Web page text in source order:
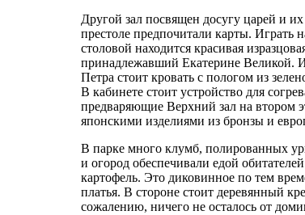
Другой зал посвящен досугу царей и
престоле предпочитали карты.
столовой находится красивая
принадлежавший Екатерине Великой.
Петра стоит кровать с пологом из
В кабинете стоит устройство для
предваряющие Верхний зал на втором
японскими изделиями из бронзы и
В парке много клумб, полированных
и огород обеспечивали едой
картофель. Это диковинное по тем
платья. В стороне стоит деревянный
сожалению, ничего не осталось от